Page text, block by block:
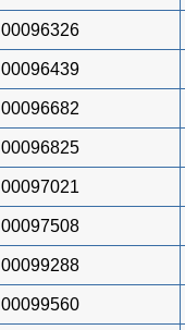
00096326
00096439
00096682
00096825
00097021
00097508
00099288
00099560